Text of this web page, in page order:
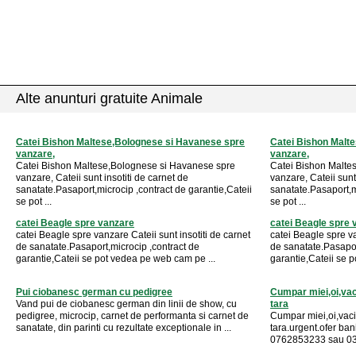
Alte anunturi gratuite Animale
Catei Bishon Maltese,Bolognese si Havanese spre
vanzare,
Catei Bishon Maltese,Bolognese si Havanese spre
vanzare, Cateii sunt insotiti de carnet de
sanatate.Pasaport,microcip ,contract de garantie,Cateii
se pot ...
Catei Bishon
vanzare,
Catei Bishon
vanzare, Cateii
se pot ...
catei Beagle spre vanzare
catei Beagle spre vanzare Cateii sunt insotiti de carnet
de sanatate.Pasaport,microcip ,contract de
garantie,Cateii se pot vedea pe web cam pe ...
catei Beagle spre
catei Beagle spre
de
garantie,Cateii se
Pui ciobanesc german cu pedigree
Vand pui de ciobanesc german din linii de show, cu
pedigree, microcip, carnet de performanta si carnet de
sanatate, din parinti cu rezultate exceptionale in ...
Cumpar
tara
Cumpar
tara.urgent.ofer
0762853233 sau